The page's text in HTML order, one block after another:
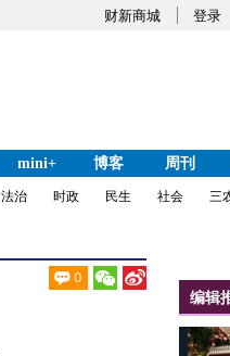
财新商城 登录
mini+ 博客 周刊
法治 时政 民生 社会 三
0
编辑